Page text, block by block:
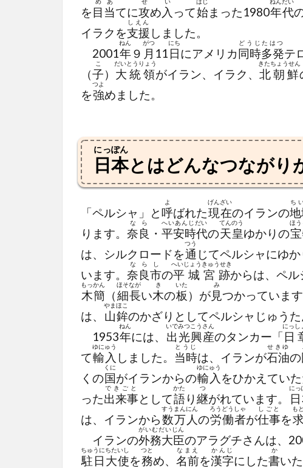
を目当
めあ
てに攻
せ
め 入
い
って始
はじ
まった1980年
ねん
代
だい
イラクを支援
しえん
しました。
2001年
ねん
９ 月
がつ
11 日
にち
にアメリカ同時多発
どうじたはつ
テ
（子
こ
） 大統領
だいとうりょう
がイラン、イラク、 北朝鮮
きたちょうせん
を強
つよ
めました。
日本
にっぽん
とはどんなつながり
「ペルシャ」と呼
よ
ばれた現在
げんざい
のイランの
ち
ります。 奈
な
良
ら
・ 平安時代
へいあんじだい
の天皇
てんのう
ゆかりの
ほう
は、シルクロードを通
つう
じてペルシャにゆ
います。 奈良市
ならし
の平城宮跡
へいじょうきゅうせき
からは、ペル
木簡
もっかん
（細長
ほそなが
い木
き
の板
いた
）が見
み
つかっています
は、 山鉾
やまほこ
のかざりとしてペルシャじゅう
1953年
ねん
には、 出光興産
いでみつこうさん
のタンカー「 日
にっし
て輸入
ゆにゅう
しました。 当時
とうじ
は、イランが石油
せきゆ
の
くの国
くに
がイランからの輸入
ゆにゅう
をひかえてい
った出来事
できごと
として語
かた
り継
つ
がれています。
にっ
は、イランから数
すう
万人
まんにん
の労働者
ろうどうしゃ
が仕事
しごと
を求
もと
イランの外務大臣
がいむだいじん
のアラグチさんは、
駐日大使
ちゅうにちたいし
を務
つと
め、 名前
なまえ
を漢字
かんじ
にした書
か
い